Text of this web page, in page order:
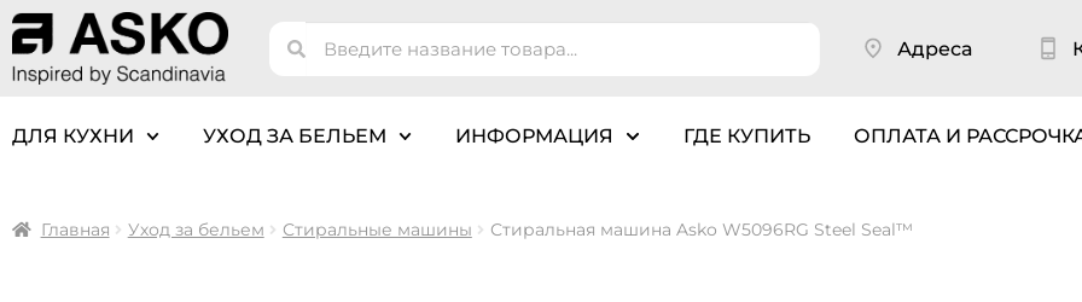
Адреса
ДЛЯ КУХНИ УХОД ЗА БЕЛЬЕМ ИНФОРМАЦИЯ ГДЕ КУПИТЬ ОПЛАТА И
Главная Уход за бельем Стиральные машины Стиральная машина Asko W5096RG Steel Seal™